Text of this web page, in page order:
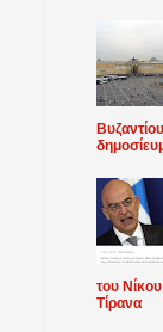
του
Τίρανα